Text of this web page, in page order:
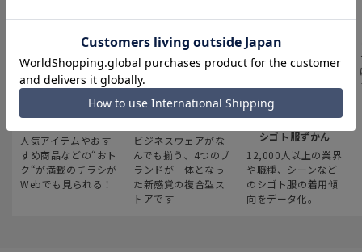
最新のお買い得情報
人気アイテムやおす
すめ商品などの“おト
ク“が満載のチラシが
Webでも見られる！
スーツスクエア
ビジネスウェアがな
んでも揃う、4つのブ
ランドが一体となっ
た新感覚の複合型ス
トアです
みんなの
シゴト服ずかん
12,000人以上の業界
や職種、シーンなど
のシゴト服の着用傾
向をデータ化。